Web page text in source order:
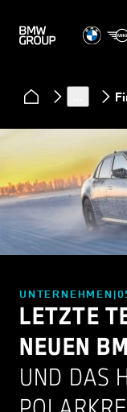
News
UNTERNEHMEN
LETZTE
NEUEN
UND DAS